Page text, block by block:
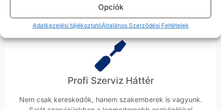
Opciók
Adatkezelési tájékoztatóÁltalános Szerződési Feltételek
javítva vagy cserélve küldjük vissza – neked ez 0 Ft
Profi Szerviz Háttér
Nem csak kereskedők, hanem szakemberek is vagyunk.